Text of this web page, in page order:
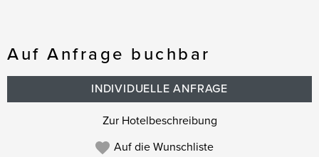
Auf Anfrage buchbar
INDIVIDUELLE ANFRAGE
Zur Hotelbeschreibung
Auf die Wunschliste